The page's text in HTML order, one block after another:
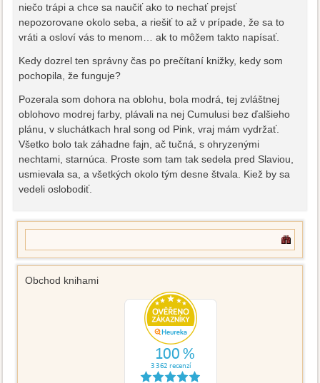
niečo trápi a chce sa naučiť ako to nechať prejsť
nepozorovane okolo seba, a riešiť to až v prípade, že sa to
vráti a osloví vás to menom… ak to môžem takto napísať.
Kedy dozrel ten správny čas po prečítaní knižky, kedy som
pochopila, že funguje?
Pozerala som dohora na oblohu, bola modrá, tej zvláštnej
oblohovo modrej farby, plávali na nej Cumulusi bez ďalšieho
plánu, v sluchátkach hral song od Pink, vraj mám vydržať.
Všetko bolo tak záhadne fajn, ač tučná, s ohryzenými
nechtami, starnúca. Proste som tam tak sedela pred Slaviou,
usmievala sa, a všetkých okolo tým desne štvala. Kiež by sa
vedeli oslobodiť.
Obchod knihami